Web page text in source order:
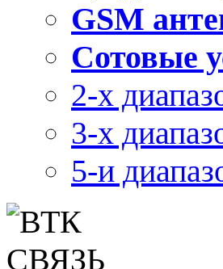
GSM
Сотовые
2-х
3-х
5-и